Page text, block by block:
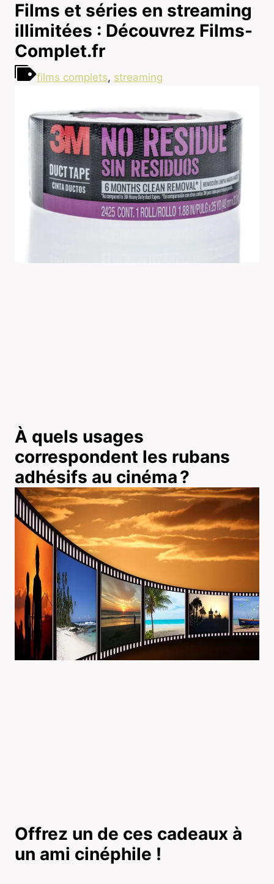
Films et séries en streaming
illimitées : Découvrez Films-
Complet.fr
films complets, streaming
À quels usages
correspondent les rubans
adhésifs au cinéma ?
Offrez un de ces cadeaux à
un ami cinéphile !